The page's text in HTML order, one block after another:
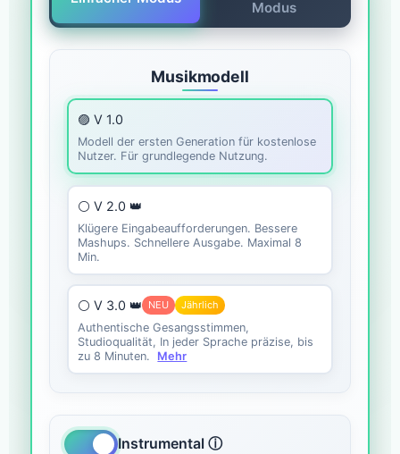
Modus
Musikmodell
🟣 V 1.0
Modell der ersten Generation für kostenlose
Nutzer. Für grundlegende Nutzung.
⚪ V 2.0 👑
Klügere Eingabeaufforderungen. Bessere
Mashups. Schnellere Ausgabe. Maximal 8
Min.
⚪ V 3.0 👑 NEU Jährlich
Authentische Gesangsstimmen,
Studioqualität, In jeder Sprache präzise, bis
zu 8 Minuten.
Mehr
Instrumental ⓘ